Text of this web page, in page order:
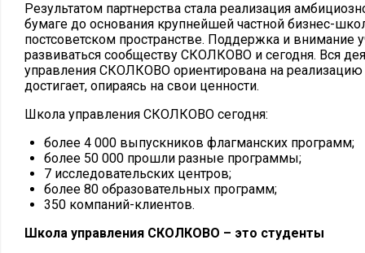
Результатом партнерства стала реализация
бумаге до основания крупнейшей частной бизнес-
постсоветском пространстве. Поддержка и внимание
развиваться сообществу СКОЛКОВО и сегодня. Вся
управления СКОЛКОВО ориентирована на
достигает, опираясь на свои ценности.
Школа управления СКОЛКОВО сегодня:
более 4 000 выпускников флагманских программ;
более 50 000 прошли разные программы;
7 исследовательских центров;
более 80 образовательных программ;
350 компаний-клиентов.
Школа управления СКОЛКОВО – это студенты